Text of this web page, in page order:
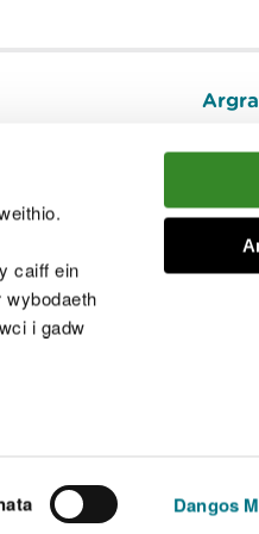
caiff ein
wybodaeth
i gadw
Dangos
©